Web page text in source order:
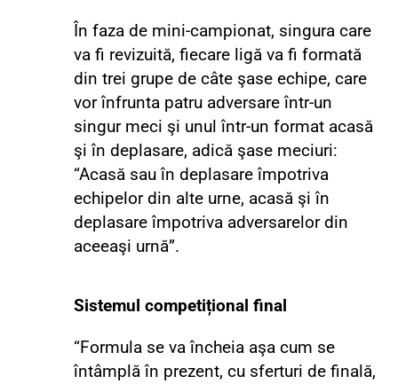
În faza de mini-campionat, singura care
va fi revizuită, fiecare ligă va fi formată
din trei grupe de câte şase echipe, care
vor înfrunta patru adversare într-un
singur meci şi unul într-un format acasă
şi în deplasare, adică şase meciuri:
“Acasă sau în deplasare împotriva
echipelor din alte urne, acasă şi în
deplasare împotriva adversarelor din
aceeaşi urnă”.
Sistemul competițional final
“Formula se va încheia aşa cum se
întâmplă în prezent, cu sferturi de finală,